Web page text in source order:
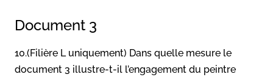
Document 3
10.(Filière L uniquement) Dans quelle mesure le
document 3 illustre-t-il l’engagement du peintre